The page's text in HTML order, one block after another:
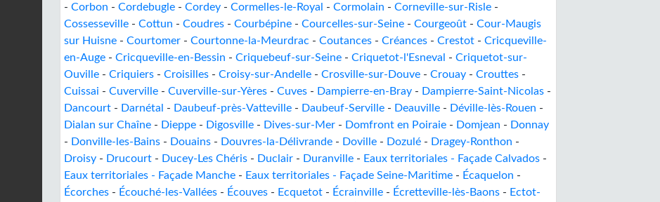
- Corbon - Cordebugle - Cordey - Cormelles-le-Royal - Cormolain - Corneville-sur-Risle -
Cossesseville - Cottun - Coudres - Courbépine - Courcelles-sur-Seine - Courgeoût - Cour-Maugis
sur Huisne - Courtomer - Courtonne-la-Meurdrac - Coutances - Créances - Crestot - Cricqueville-
en-Auge - Cricqueville-en-Bessin - Criquebeuf-sur-Seine - Criquetot-l'Esneval - Criquetot-sur-
Ouville - Criquiers - Croisilles - Croisy-sur-Andelle - Crosville-sur-Douve - Crouay - Crouttes -
Cuissai - Cuverville - Cuverville-sur-Yères - Cuves - Dampierre-en-Bray - Dampierre-Saint-Nicolas -
Dancourt - Darnétal - Daubeuf-près-Vatteville - Daubeuf-Serville - Deauville - Déville-lès-Rouen -
Dialan sur Chaîne - Dieppe - Digosville - Dives-sur-Mer - Domfront en Poiraie - Domjean - Donnay
- Donville-les-Bains - Douains - Douvres-la-Délivrande - Doville - Dozulé - Dragey-Ronthon -
Droisy - Drucourt - Ducey-Les Chéris - Duclair - Duranville - Eaux territoriales - Façade Calvados -
Eaux territoriales - Façade Manche - Eaux territoriales - Façade Seine-Maritime - Écaquelon -
Écorches - Écouché-les-Vallées - Écouves - Ecquetot - Écrainville - Écretteville-lès-Baons - Ectot-